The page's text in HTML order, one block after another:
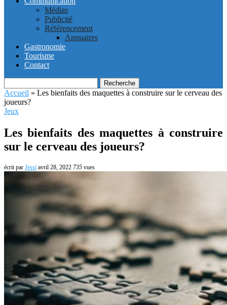
Médias
Publicité
Référencement
Annuaires
Gastronomie
Tourisme
Contact
Recherche
Accueil » Les bienfaits des maquettes à construire sur le cerveau des
joueurs?
Jeux
Les bienfaits des maquettes à construire
sur le cerveau des joueurs?
écrit par Jessi avril 28, 2022 735 vues